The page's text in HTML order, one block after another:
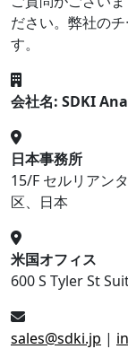
ださい。弊社の
す。
会社名: SDKI
日本事務所
15/F セルリアン
区、日本
米国オフィス
600 S Tyler St
sales@sdki.jp |